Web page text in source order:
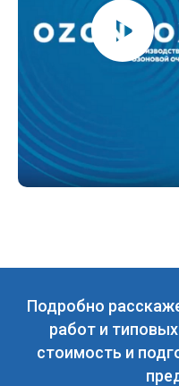
Подробно
работ и
стоимость и